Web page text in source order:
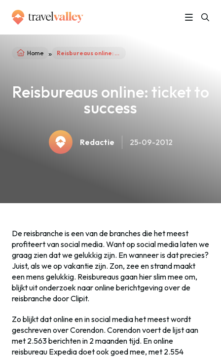
Home » Reisbureaus online: ticket to success
Reisbureaus online: ticket to
success
Redactie 25-09-2012
De reisbranche is een van de branches die het meest
profiteert van social media. Want op social media laten we
graag zien dat we gelukkig zijn. En wanneer is dat precies?
Juist, als we op vakantie zijn. Zon, zee en strand maakt
een mens gelukkig. Reisbureaus gaan hier slim mee om,
blijkt uit onderzoek naar online berichtgeving over de
reisbranche door Clipit.
Zo blijkt dat online en in social media het meest wordt
geschreven over Corendon. Corendon voert de lijst aan
met 2.563 berichten in 2 maanden tijd. En online
reisbureau Expedia doet ook goed mee, met 2.554